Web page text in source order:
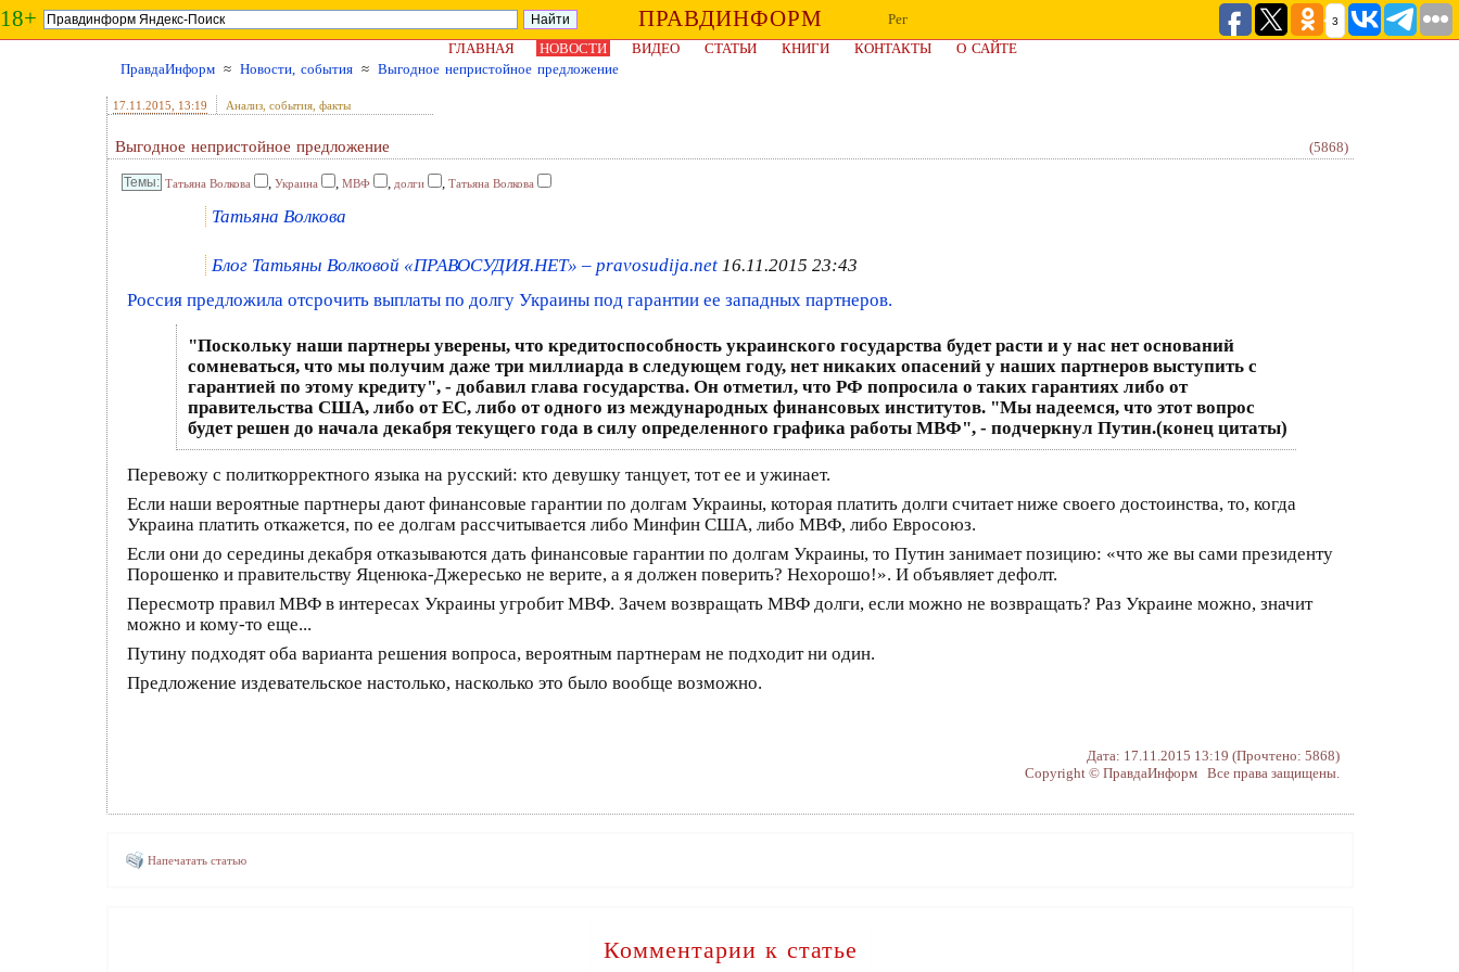
18+ ПРАВДИНФОРМ Рег 3
ГЛАВНАЯ НОВОСТИ ВИДЕО СТАТЬИ КНИГИ КОНТАКТЫ
О САЙТЕ
ПравдаИнформ ≈ Новости, события ≈ Выгодное непристойное предложение
17.11.2015 , 13:19 Анализ, события, факты
Выгодное непристойное предложение (5868)
Татьяна Волкова , Украина , МВФ , долги , Татьяна Волкова
Татьяна Волкова
Блог Татьяны Волковой «ПРАВОСУДИЯ.НЕТ» – pravosudija.net 16.11.2015 23:43
Россия предложила отсрочить выплаты по долгу Украины под гарантии ее западных партнеров.
"Поскольку наши партнеры уверены, что кредитоспособность украинского государства будет расти и у нас нет оснований
сомневаться, что мы получим даже три миллиарда в следующем году, нет никаких опасений у наших партнеров выступить с
гарантией по этому кредиту", - добавил глава государства. Он отметил, что РФ попросила о таких гарантиях либо от
правительства США, либо от ЕС, либо от одного из международных финансовых институтов. "Мы надеемся, что этот вопрос
будет решен до начала декабря текущего года в силу определенного графика работы МВФ", - подчеркнул Путин.(конец цитаты)
Перевожу с политкорректного языка на русский: кто девушку танцует, тот ее и ужинает.
Если наши вероятные партнеры дают финансовые гарантии по долгам Украины, которая платить долги считает ниже своего достоинства, то, когда
Украина платить откажется, по ее долгам рассчитывается либо Минфин США, либо МВФ, либо Евросоюз.
Если они до середины декабря отказываются дать финансовые гарантии по долгам Украины, то Путин занимает позицию: «что же вы сами президенту
Порошенко и правительству Яценюка-Джересько не верите, а я должен поверить? Нехорошо!». И объявляет дефолт.
Пересмотр правил МВФ в интересах Украины угробит МВФ. Зачем возвращать МВФ долги, если можно не возвращать? Раз Украине можно, значит
можно и кому-то еще...
Путину подходят оба варианта решения вопроса, вероятным партнерам не подходит ни один.
Предложение издевательское настолько, насколько это было вообще возможно.
Дата: 17.11.2015 13:19 (Прочтено: 5868)
Copyright © ПравдаИнформ Все права защищены.
Напечатать статью
Комментарии к статье